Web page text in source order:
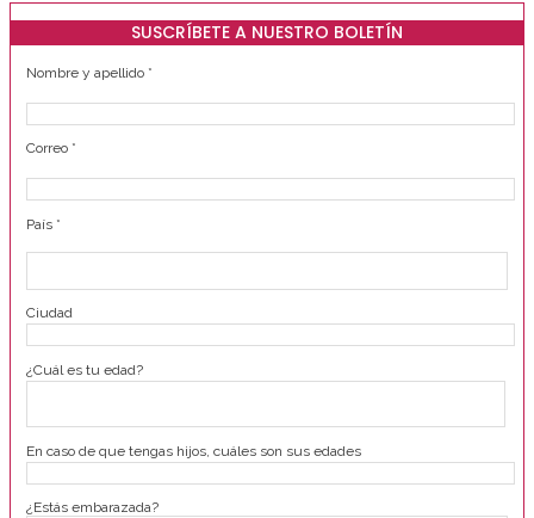
SUSCRÍBETE A NUESTRO BOLETÍN
Nombre y apellido *
Correo *
País *
Ciudad
¿Cuál es tu edad?
En caso de que tengas hijos, cuáles son sus edades
¿Estás embarazada?